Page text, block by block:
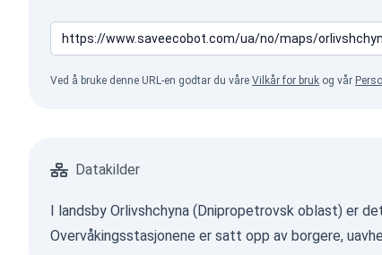
Ved å bruke denne URL-en godtar du våre Vilkår for bruk og vår
Datakilder
I landsby Orlivshchyna (Dnipropetrovsk oblast) er
Overvåkingsstasjonene er satt opp av borgere,